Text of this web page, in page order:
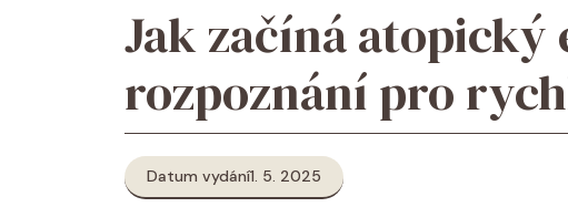
Jak začíná atopický
rozpoznání pro
Datum vydání1. 5. 2025